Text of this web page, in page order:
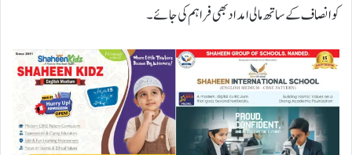
کو انصاف کے ساتھ مالی امداد بھی فراہم کی جائے۔